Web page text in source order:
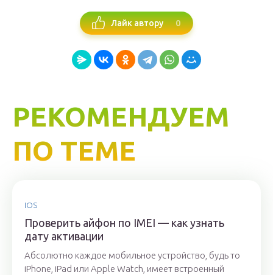
Лайк автору 0
РЕКОМЕНДУЕМ
ПО ТЕМЕ
IOS
Проверить айфон по IMEI — как узнать
дату активации
Абсолютно каждое мобильное устройство, будь то
iPhone, iPad или Apple Watch, имеет встроенный